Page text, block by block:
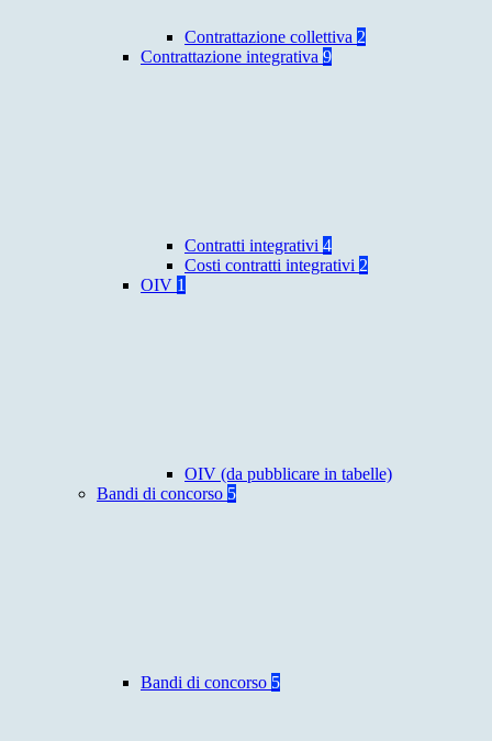
Contrattazione collettiva 2
Contrattazione integrativa 9
Contratti integrativi 4
Costi contratti integrativi 2
OIV 1
OIV (da pubblicare in tabelle)
Bandi di concorso 5
Bandi di concorso 5